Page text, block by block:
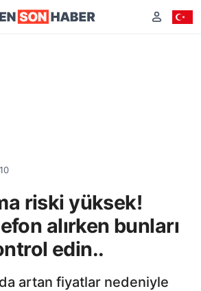
riski yüksek!
alırken bunları
edin..
artan fiyatlar nedeniyle